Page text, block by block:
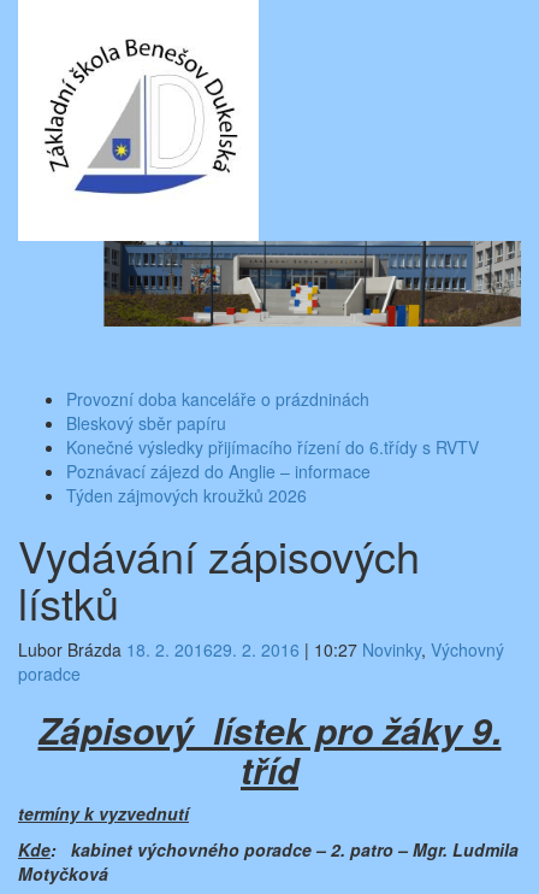
Provozní doba kanceláře o prázdninách
Bleskový sběr papíru
Konečné výsledky přijímacího řízení do 6.třídy s RVTV
Poznávací zájezd do Anglie – informace
Týden zájmových kroužků 2026
Vydávání zápisových
lístků
Lubor Brázda 18. 2. 201629. 2. 2016 | 10:27 Novinky, Výchovný
poradce
Zápisový lístek pro žáky 9.
tříd
termíny k vyzvednutí
Kde: kabinet výchovného poradce – 2. patro – Mgr. Ludmila
Motyčková